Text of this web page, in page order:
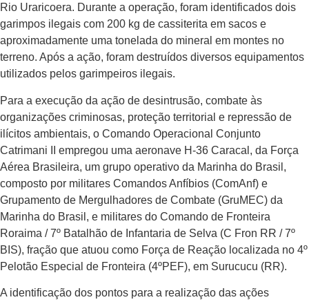
Rio Uraricoera. Durante a operação, foram identificados dois
garimpos ilegais com 200 kg de cassiterita em sacos e
aproximadamente uma tonelada do mineral em montes no
terreno. Após a ação, foram destruídos diversos equipamentos
utilizados pelos garimpeiros ilegais.
Para a execução da ação de desintrusão, combate às
organizações criminosas, proteção territorial e repressão de
ilícitos ambientais, o Comando Operacional Conjunto
Catrimani II empregou uma aeronave H-36 Caracal, da Força
Aérea Brasileira, um grupo operativo da Marinha do Brasil,
composto por militares Comandos Anfíbios (ComAnf) e
Grupamento de Mergulhadores de Combate (GruMEC) da
Marinha do Brasil, e militares do Comando de Fronteira
Roraima / 7º Batalhão de Infantaria de Selva (C Fron RR / 7º
BIS), fração que atuou como Força de Reação localizada no 4º
Pelotão Especial de Fronteira (4ºPEF), em Surucucu (RR).
A identificação dos pontos para a realização das ações